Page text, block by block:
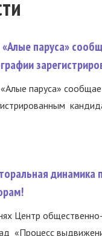
паруса»
паруса»
Центр
«Процесс